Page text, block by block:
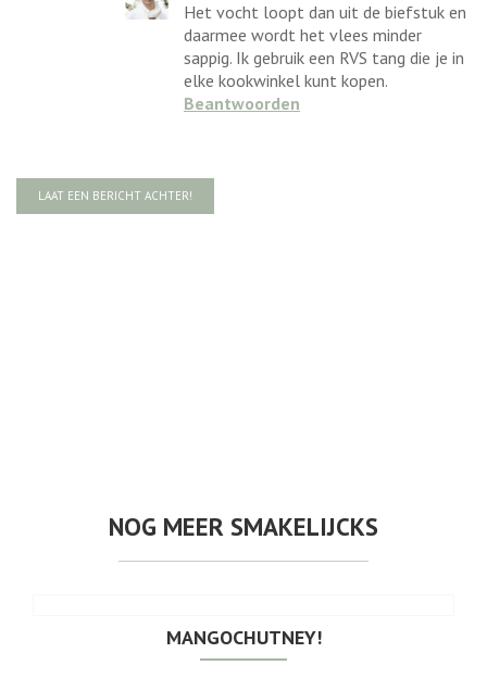
Het vocht loopt dan uit de biefstuk en
daarmee wordt het vlees minder
sappig. Ik gebruik een RVS tang die je in
elke kookwinkel kunt kopen.
Beantwoorden
LAAT EEN BERICHT ACHTER!
NOG MEER SMAKELIJCKS
MANGOCHUTNEY!